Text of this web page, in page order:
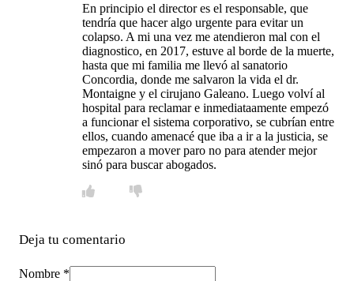
En principio el director es el responsable, que
tendría que hacer algo urgente para evitar un
colapso. A mi una vez me atendieron mal con el
diagnostico, en 2017, estuve al borde de la muerte,
hasta que mi familia me llevó al sanatorio
Concordia, donde me salvaron la vida el dr.
Montaigne y el cirujano Galeano. Luego volví al
hospital para reclamar e inmediataamente empezó
a funcionar el sistema corporativo, se cubrían entre
ellos, cuando amenacé que iba a ir a la justicia, se
empezaron a mover paro no para atender mejor
sinó para buscar abogados.
Deja tu comentario
Nombre *